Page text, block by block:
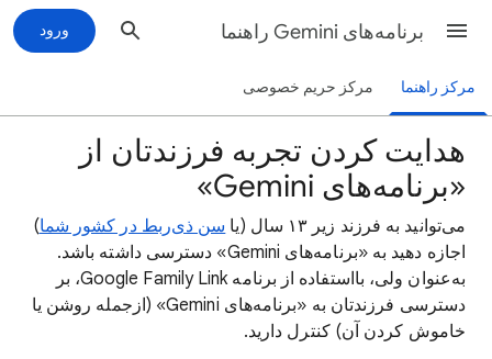
برنامه‌های Gemini راهنما ورود
مرکز راهنما مرکز حریم خصوصی
هدایت کردن تجربه فرزندتان از
«برنامه‌های Gemini»
می‌توانید به فرزند زیر ۱۳ سال (یا سن ذی‌ربط در کشور شما)
اجازه دهید به «برنامه‌های Gemini» دسترسی داشته باشد.
به‌عنوان ولی، بااستفاده از برنامه Google Family Link، بر
دسترسی فرزندتان به «برنامه‌های Gemini» (ازجمله روشن یا
خاموش کردن آن) کنترل دارید.